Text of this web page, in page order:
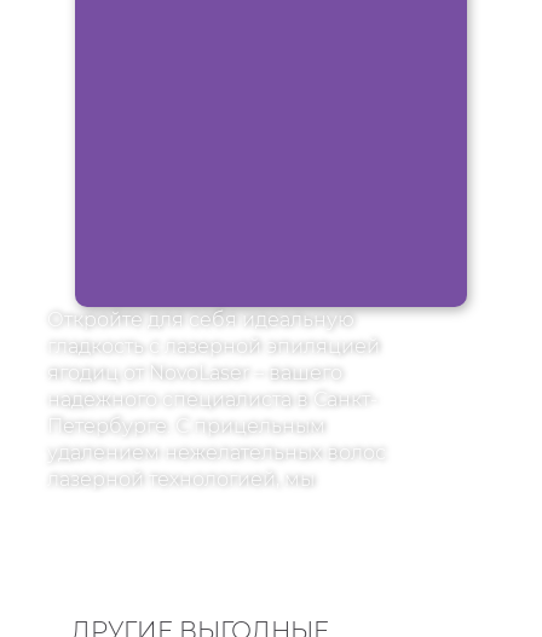
Откройте для себя идеальную
гладкость с лазерной эпиляцией
ягодиц от NovoLaser – вашего
надежного специалиста в Санкт-
Петербурге. С прицельным
удалением нежелательных волос
лазерной технологией, мы
ДРУГИЕ ВЫГОДНЫЕ